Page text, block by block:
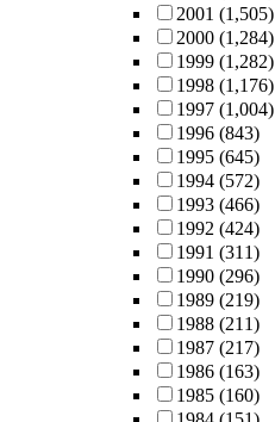
2001 (1,505)
2000 (1,284)
1999 (1,282)
1998 (1,176)
1997 (1,004)
1996 (843)
1995 (645)
1994 (572)
1993 (466)
1992 (424)
1991 (311)
1990 (296)
1989 (219)
1988 (211)
1987 (217)
1986 (163)
1985 (160)